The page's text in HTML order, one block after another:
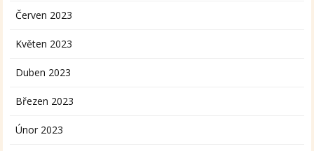
Červen 2023
Květen 2023
Duben 2023
Březen 2023
Únor 2023